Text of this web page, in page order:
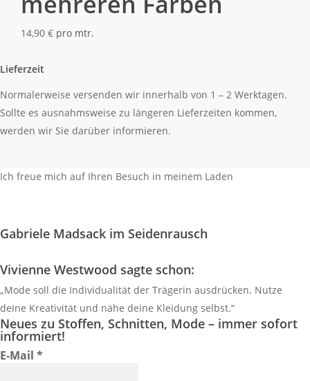
14,90 € pro mtr.
Lieferzeit
Normalerweise versenden wir innerhalb von 1 – 2 Werktagen.
Sollte es ausnahmsweise zu längeren Lieferzeiten kommen,
werden wir Sie darüber informieren.
Ich freue mich auf Ihren Besuch in meinem Laden
Gabriele Madsack im Seidenrausch
Vivienne Westwood sagte schon:
„Mode soll die Individualität der Trägerin ausdrücken. Nutze
deine Kreativität und nähe deine Kleidung selbst.“
Neues zu Stoffen, Schnitten, Mode – immer sofort
informiert!
E-Mail *